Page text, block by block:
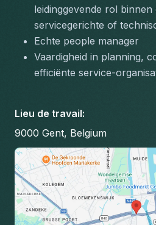
leidinggevende rol binnen
servicegerichte of
Echte people manager
Vaardigheid in planning,
efficiënte service-
Lieu de travail:
9000 Gent, Belgium